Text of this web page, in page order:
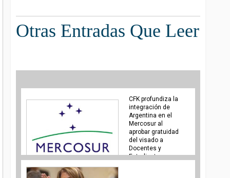
Otras Entradas Que Leer
CFK profundiza la
integración de
Argentina en el
Mercosur al
aprobar gratuidad
del visado a
Docentes y
Estudiantes